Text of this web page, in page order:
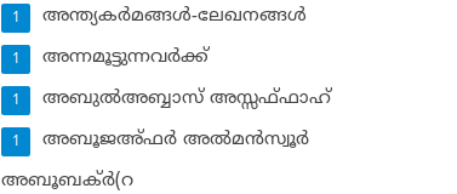
അന്ത്യകര്‍മങ്ങള്‍-ലേഖനങ്ങള്‍
1
അന്നമൂട്ടുന്നവര്‍ക്ക്
1
അബുല്‍അബ്ബാസ് അസ്സഫ്ഫാഹ്‌
1
അബൂജഅ്ഫര്‍ അല്‍മന്‍സ്വൂര്‍
1
അബൂബക്ര്‍(റ